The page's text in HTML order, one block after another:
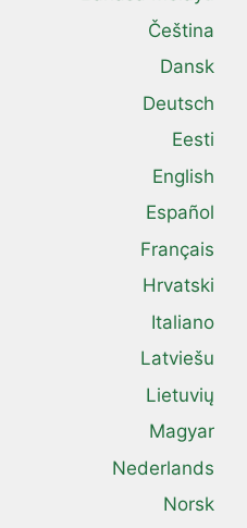
Čeština
Dansk
Deutsch
Eesti
English
Español
Français
Hrvatski
Italiano
Latviešu
Lietuvių
Magyar
Nederlands
Norsk